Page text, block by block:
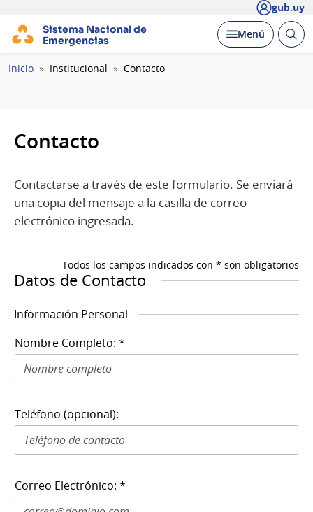
gub.uy
Sistema Nacional de
Emergencias
Desplegar
Menú Abrir
Ruta
Inicio Institucional Contacto
Contacto
Contactarse a través de este formulario. Se enviará
una copia del mensaje a la casilla de correo
electrónico ingresada.
Todos los campos indicados con * son obligatorios
Datos de Contacto
Información Personal
Nombre Completo: *
Teléfono (opcional):
Correo Electrónico: *